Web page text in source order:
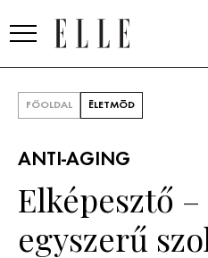
SZÉPSÉG
FŐOLDAL ÉLETMÓD
ANTI-AGING
Elképesztő –
egyszerű